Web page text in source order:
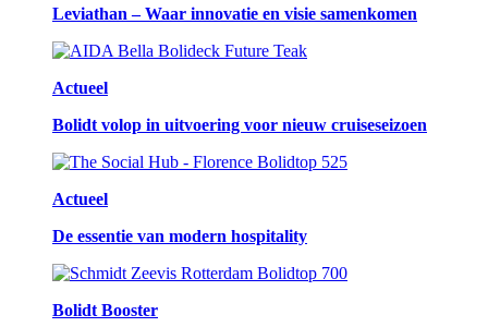
Leviathan – Waar innovatie en visie samenkomen
Actueel
Bolidt volop in uitvoering voor nieuw cruiseseizoen
Actueel
De essentie van modern hospitality
Bolidt Booster